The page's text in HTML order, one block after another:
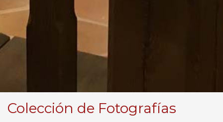
Colección de Fotografías